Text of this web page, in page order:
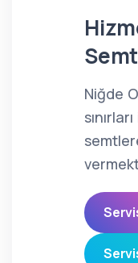
Niğde